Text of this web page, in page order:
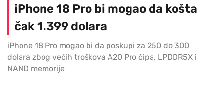
iPhone 18 Pro bi mogao da košta
čak 1.399 dolara
iPhone 18 Pro mogao bi da poskupi za 250 do 300
dolara zbog većih troškova A20 Pro čipa, LPDDR5X i
NAND memorije